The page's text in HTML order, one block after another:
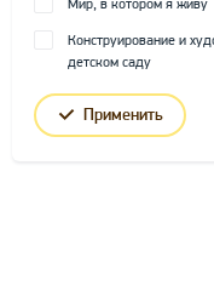
Мир, в котором я живу
Конструирование и
детском саду
Применить